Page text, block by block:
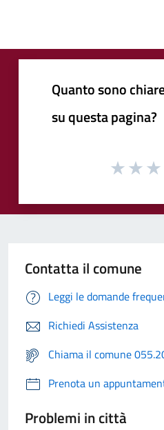
Quanto sono
su questa pagina?
Contatta il comune
Leggi le domande
Richiedi Assistenza
Chiama il comune
Prenota un
Problemi in città